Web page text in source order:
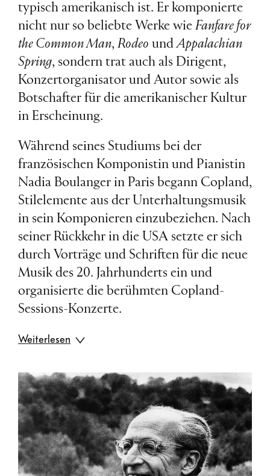
typisch amerikanisch ist. Er komponierte
nicht nur so beliebte Werke wie Fanfare for
the Common Man, Rodeo undAppalachian
Spring, sondern trat auch als Dirigent,
Konzertorganisator und Autor sowie als
Botschafter für die amerikanischer Kultur
in Erscheinung.
Während seines Studiums bei der
französischen Komponistin und Pianistin
Nadia Boulanger in Paris begann Copland,
Stilelemente aus der Unterhaltungsmusik
in sein Komponieren einzubeziehen. Nach
seiner Rückkehr in die USA setzte er sich
durch Vorträge und Schriften für die neue
Musik des 20. Jahrhunderts ein und
organisierte die berühmten Copland-
Sessions-Konzerte.
Weiterlesen
geehrten kulturellen Persönlichkeiten in
der Geschichte der USA. Die
Freiheitsmedaille des Präsidenten oder das
Große Verdienstkreuz der Bundesrepublik
Deutschland waren nur einige der
Ehrungen und Auszeichnungen, die er